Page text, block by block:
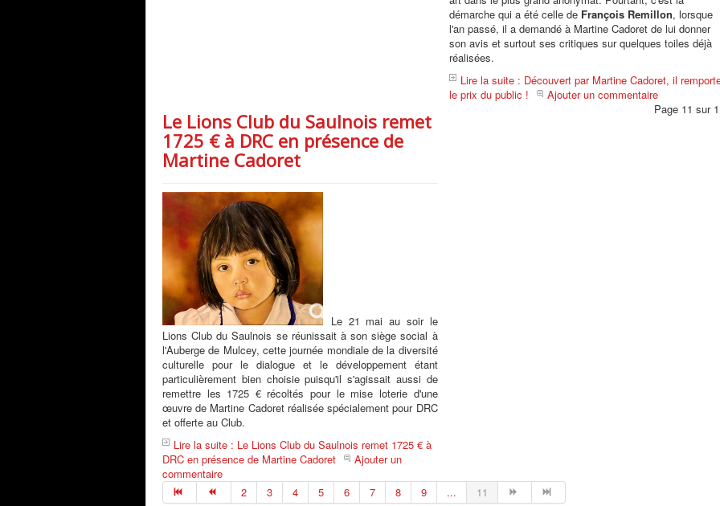
démarche qui a été celle de François Remillon, lorsque
l'an passé, il a demandé à Martine Cadoret de lui donner
son avis et surtout ses critiques sur quelques toiles déjà
réalisées.
Lire la suite : Découvert par Martine Cadoret, il
le prix du public !
Ajouter un commentaire
Le Lions Club du Saulnois remet
1725 € à DRC en présence de
Martine Cadoret
Le 21 mai au soir le
Lions Club du Saulnois se réunissait à son siège social à
l'Auberge de Mulcey, cette journée mondiale de la diversité
culturelle pour le dialogue et le développement étant
particulièrement bien choisie puisqu'il s'agissait aussi de
remettre les 1725 € récoltés pour le mise loterie d'une
œuvre de Martine Cadoret réalisée spécialement pour DRC
et offerte au Club.
Lire la suite : Le Lions Club du Saulnois remet 1725 € à
DRC en présence de Martine Cadoret
Ajouter un
commentaire
Page 11 sur
2 3 4 5 6 7 8 9 ... 11